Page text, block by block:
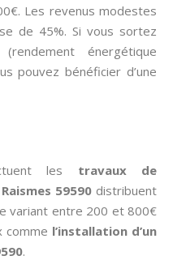
Les revenus modestes
de 45%. Si vous sortez
(rendement énergétique
pouvez bénéficier d’une
les travaux de
59590distribuent
variant entre 200 et 800€
comme l’installation d’un
.